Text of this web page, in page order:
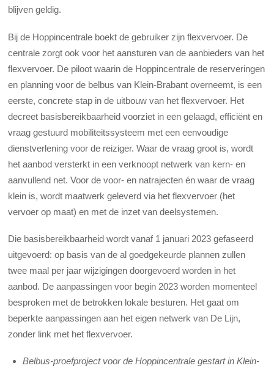
blijven geldig.
Bij de Hoppincentrale boekt de gebruiker zijn flexvervoer. De
centrale zorgt ook voor het aansturen van de aanbieders van het
flexvervoer. De piloot waarin de Hoppincentrale de reserveringen
en planning voor de belbus van Klein-Brabant overneemt, is een
eerste, concrete stap in de uitbouw van het flexvervoer. Het
decreet basisbereikbaarheid voorziet in een gelaagd, efficiënt en
vraag gestuurd mobiliteitssysteem met een eenvoudige
dienstverlening voor de reiziger. Waar de vraag groot is, wordt
het aanbod versterkt in een verknoopt netwerk van kern- en
aanvullend net. Voor de voor- en natrajecten én waar de vraag
klein is, wordt maatwerk geleverd via het flexvervoer (het
vervoer op maat) en met de inzet van deelsystemen.
Die basisbereikbaarheid wordt vanaf 1 januari 2023 gefaseerd
uitgevoerd: op basis van de al goedgekeurde plannen zullen
twee maal per jaar wijzigingen doorgevoerd worden in het
aanbod. De aanpassingen voor begin 2023 worden momenteel
besproken met de betrokken lokale besturen. Het gaat om
beperkte aanpassingen aan het eigen netwerk van De Lijn,
zonder link met het flexvervoer.
Belbus-proefproject voor de Hoppincentrale gestart in Klein-